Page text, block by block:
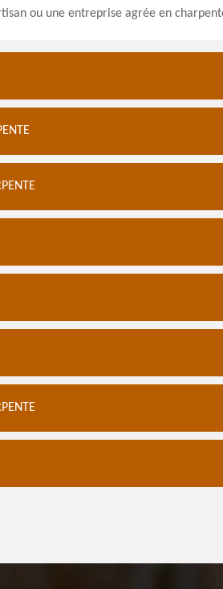
ou une entreprise agrée en